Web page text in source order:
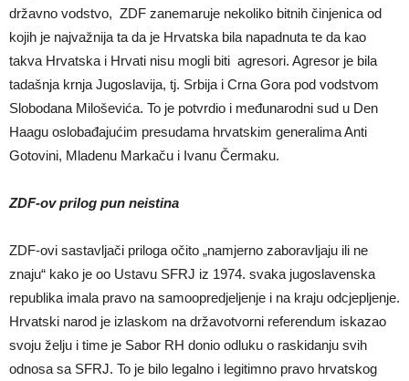
državno vodstvo, ZDF zanemaruje nekoliko bitnih činjenica od
kojih je najvažnija ta da je Hrvatska bila napadnuta te da kao
takva Hrvatska i Hrvati nisu mogli biti agresori. Agresor je bila
tadašnja krnja Jugoslavija, tj. Srbija i Crna Gora pod vodstvom
Slobodana Miloševića. To je potvrdio i međunarodni sud u Den
Haagu oslobađajućim presudama hrvatskim generalima Anti
Gotovini, Mladenu Markaču i Ivanu Čermaku.
ZDF-ov prilog pun neistina
ZDF-ovi sastavljači priloga očito „namjerno zaboravljaju ili ne
znaju“ kako je oo Ustavu SFRJ iz 1974. svaka jugoslavenska
republika imala pravo na samoopredjeljenje i na kraju odcjepljenje.
Hrvatski narod je izlaskom na državotvorni referendum iskazao
svoju želju i time je Sabor RH donio odluku o raskidanju svih
odnosa sa SFRJ. To je bilo legalno i legitimno pravo hrvatskog